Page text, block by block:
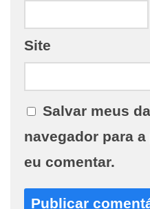
Site
Salvar meus
navegador para
eu comentar.